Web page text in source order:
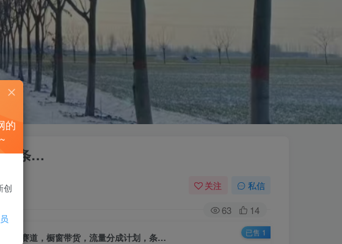
，条…
关注 私信
63 14
爆赛道，橱窗带货，流量分成计划，条… 已售 1
的
创